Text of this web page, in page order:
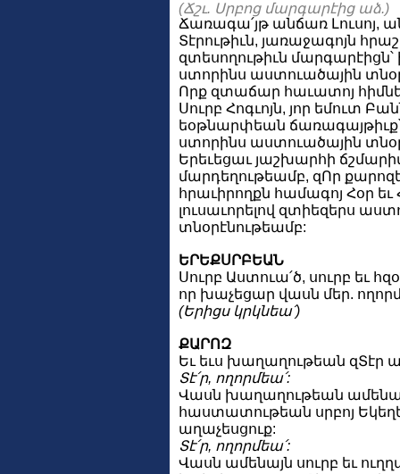
(Ճշւ. Սրբոց մարգարէից աձ.)
Ճառագա՛յթ անճառ Լուսոյ,
Տէրութիւն, յառաջագոյն
զտեսողութիւն մարգարէիցն՝
ստորինս աստուածային
Որք զտաճար հաւատոյ
Սուրբ Հոգւոյն, յոր եմուտ
եօթնարփեան ճառագայթիւք՝
ստորինս աստուածային
Երեւեցաւ յաշխարհի
մարդեղութեամբ, զՈր
հրաւիրողքն համագոյ Հօր եւ
լուսաւորելով զտիեզերս
տնօրէնութեամբ:
ԵՐԵՔՍՐԲԵԱՆ
Սուրբ Աստուա՛ծ, սուրբ եւ
որ խաչեցար վասն մեր.
(Երիցս կրկնեա՛)
ՔԱՐՈԶ
Եւ եւս խաղաղութեան զՏէր
Տէ՛ր, ողորմեա՛:
Վասն խաղաղութեան
հաստատութեան սրբոյ
աղաչեսցուք:
Տէ՛ր, ողորմեա՛:
Վասն ամենայն սուրբ եւ